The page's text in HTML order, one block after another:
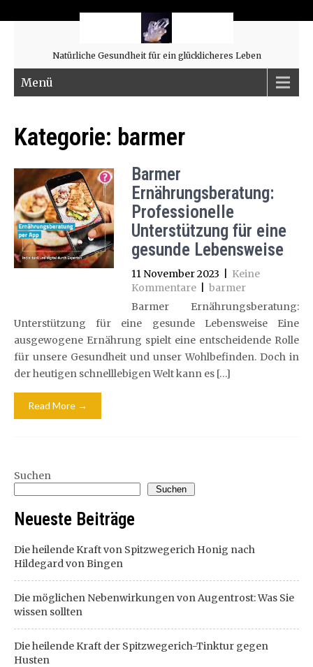
Natürliche Gesundheit für ein glücklicheres Leben
Menü
Kategorie: barmer
Barmer
Ernährungsberatung:
Professionelle
Unterstützung für eine
gesunde Lebensweise
11 November 2023
Keine
Kommentare
barmer
Barmer Ernährungsberatung:
Unterstützung für eine gesunde Lebensweise Eine
ausgewogene Ernährung spielt eine entscheidende Rolle
für unsere Gesundheit und unser Wohlbefinden. Doch in
der heutigen schnelllebigen Welt kann es […]
Read More →
Suchen
Suchen
Neueste Beiträge
Die heilende Kraft von Spitzwegerich Honig nach
Hildegard von Bingen
Die möglichen Nebenwirkungen von Augentrost: Was Sie
wissen sollten
Die heilende Kraft der Spitzwegerich-Tinktur gegen
Husten